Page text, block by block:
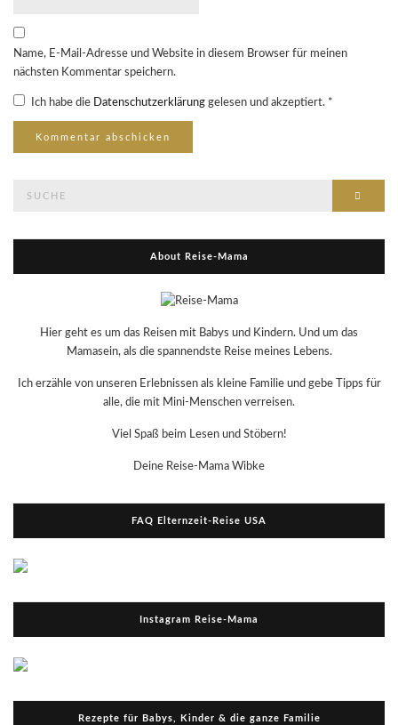
Name, E-Mail-Adresse und Website in diesem Browser für meinen
nächsten Kommentar speichern.
Ich habe die Datenschutzerklärung gelesen und akzeptiert. *
About Reise-Mama
Hier geht es um das Reisen mit Babys und Kindern. Und um das
Mamasein, als die spannendste Reise meines Lebens.
Ich erzähle von unseren Erlebnissen als kleine Familie und gebe Tipps für
alle, die mit Mini-Menschen verreisen.
Viel Spaß beim Lesen und Stöbern!
Deine Reise-Mama Wibke
FAQ Elternzeit-Reise USA
Instagram Reise-Mama
Rezepte für Babys, Kinder & die ganze Familie